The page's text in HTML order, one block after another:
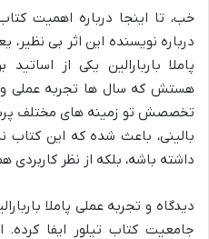
خب، تا اینجا درباره اهمیت
درباره نویسنده این اثر بی نظیر،
پاملا باربارالین یکی از
هستش که سال ها تجربه عملی و
تخصصش تو زمینه های مختلف
بالینی، باعث شده که این کتاب
داشته باشه، بلکه از نظر کاربردی
دیدگاه و تجربه عملی پاملا
جامعیت کتاب تیلور ایفا